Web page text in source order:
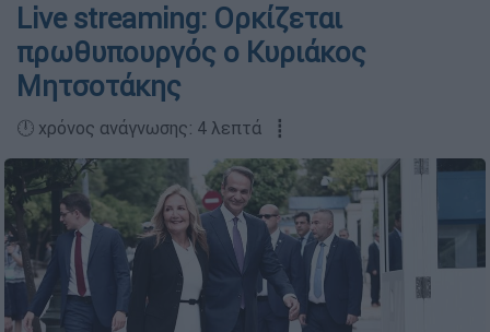
Live streaming: Ορκίζεται
πρωθυπουργός ο Κυριάκος
Μητσοτάκης
🕛 χρόνος ανάγνωσης: 4 λεπτά ┋